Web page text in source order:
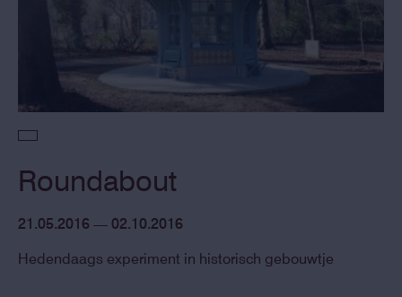
Roundabout
21.05.2016 — 02.10.2016
Hedendaags experiment in historisch gebouwtje